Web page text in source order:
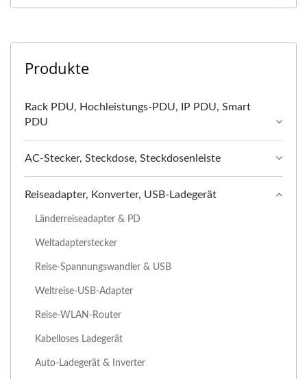
Produkte
Rack PDU, Hochleistungs-PDU, IP PDU, Smart
PDU
AC-Stecker, Steckdose, Steckdosenleiste
Reiseadapter, Konverter, USB-Ladegerät
Länderreiseadapter & PD
Weltadapterstecker
Reise-Spannungswandler & USB
Weltreise-USB-Adapter
Reise-WLAN-Router
Kabelloses Ladegerät
Auto-Ladegerät & Inverter